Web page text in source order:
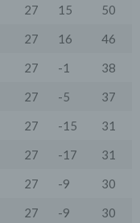
27 15
50
27 16
46
27 -1
38
27 -5
37
27 -15
31
27 -17
31
27 -9
30
27 -9
30
einer
der Nutzer
eine gesetzlich
gewährleisten.
Daten
oder
Pflege,